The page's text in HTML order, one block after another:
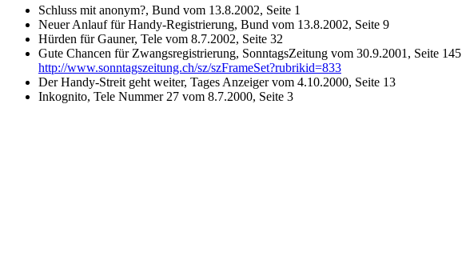
Schluss mit anonym?, Bund vom 13.8.2002, Seite 1
Neuer Anlauf für Handy-Registrierung, Bund vom 13.8.2002, Seite 9
Hürden für Gauner, Tele vom 8.7.2002, Seite 32
Gute Chancen für Zwangsregistrierung, SonntagsZeitung vom 30.9.2001, Seite 145
http://www.sonntagszeitung.ch/sz/szFrameSet?rubrikid=833
Der Handy-Streit geht weiter, Tages Anzeiger vom 4.10.2000, Seite 13
Inkognito, Tele Nummer 27 vom 8.7.2000, Seite 3